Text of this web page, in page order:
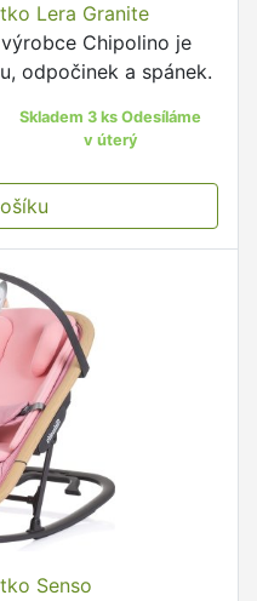
Lera Granite
Chipolino je
odpočinek a spánek.
Skladem 3 ks Odesíláme
v úterý
Senso